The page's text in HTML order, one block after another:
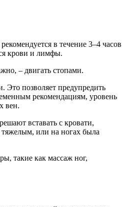
в течение 3–4 часов
крови и лимфы.
– двигать стопами.
Это позволяет предупредить
рекомендациям, уровень
вен.
вставать с кровати,
тяжелым, или на ногах была
такие как массаж ног,